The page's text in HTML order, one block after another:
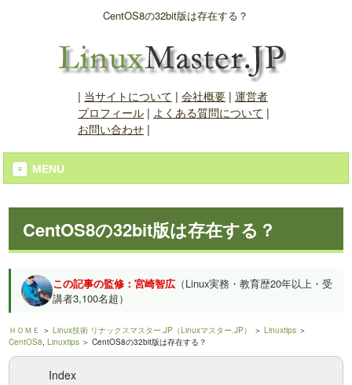
CentOS8の32bit版は存在する？
| 当サイトについて | 会社概要| 運営者
プロフィール| よくある質問について |
お問い合わせ|
MENU
CentOS8の32bit版は存在する？
この記事の監修：宮崎智広 （Linux実務・教育歴20年以上・受
講者3,100名超）
ＨＯＭＥ ＞Linux技術 リナックスマスター.JP（Linuxマスター.JP） ＞Linuxtips ＞
CentOS8,Linuxtips ＞ CentOS8の32bit版は存在する？
Index